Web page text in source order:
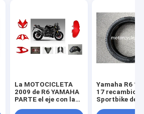
La MOTOCICLETA
2009 de R6 YAMAHA
PARTE el eje con la
Yamaha R6
17 recambios
Sportbike de